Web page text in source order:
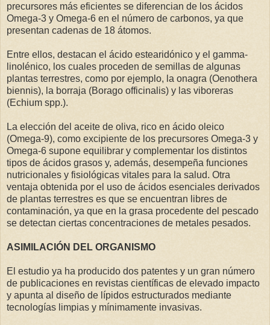
precursores más eficientes se diferencian de los ácidos
Omega-3 y Omega-6 en el número de carbonos, ya que
presentan cadenas de 18 átomos.
Entre ellos, destacan el ácido estearidónico y el gamma-
linolénico, los cuales proceden de semillas de algunas
plantas terrestres, como por ejemplo, la onagra (Oenothera
biennis), la borraja (Borago officinalis) y las viboreras
(Echium spp.).
La elección del aceite de oliva, rico en ácido oleico
(Omega-9), como excipiente de los precursores Omega-3 y
Omega-6 supone equilibrar y complementar los distintos
tipos de ácidos grasos y, además, desempeña funciones
nutricionales y fisiológicas vitales para la salud. Otra
ventaja obtenida por el uso de ácidos esenciales derivados
de plantas terrestres es que se encuentran libres de
contaminación, ya que en la grasa procedente del pescado
se detectan ciertas concentraciones de metales pesados.
ASIMILACIÓN DEL ORGANISMO
El estudio ya ha producido dos patentes y un gran número
de publicaciones en revistas científicas de elevado impacto
y apunta al diseño de lípidos estructurados mediante
tecnologías limpias y mínimamente invasivas.